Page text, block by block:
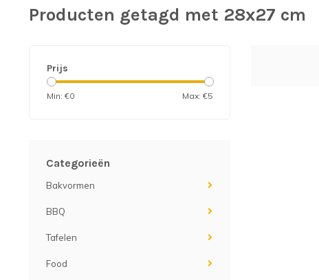
Producten getagd met 28x27 cm
Prijs
Min: €0 Max: €5
Categorieën
Bakvormen
BBQ
Tafelen
Food